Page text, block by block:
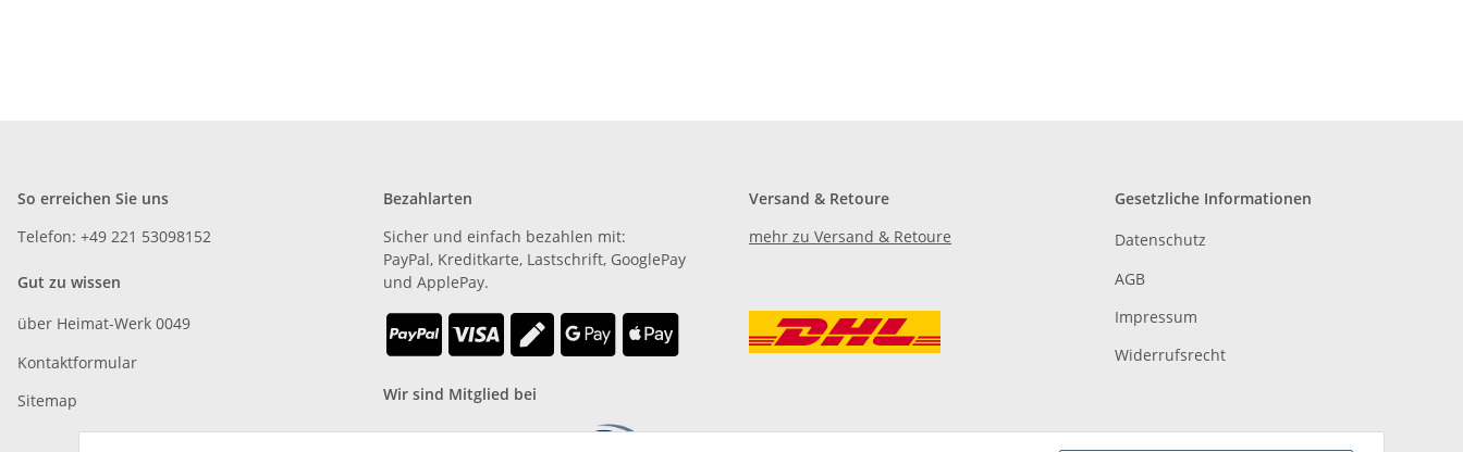
So erreichen Sie uns
Telefon: +49 221 53098152
Gut zu wissen
über Heimat-Werk 0049
Kontaktformular
Sitemap
Bezahlarten
Sicher und einfach bezahlen mit:
PayPal, Kreditkarte, Lastschrift, GooglePay
und ApplePay.
Wir sind Mitglied bei
Versand & Retoure
mehr zu Versand & Retoure
Gesetzliche Informationen
Datenschutz
AGB
Impressum
Widerrufsrecht